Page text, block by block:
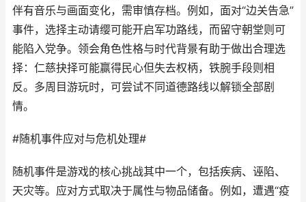
伴有音乐与画面变化，需审慎存档。例如，面对“边关告急”
事件，选择主动请缨可能开启军功路线，而留守朝堂则可
能陷入党争。领会角色性格与时代背景有助于做出合理选
择：仁慈抉择可能赢得民心但失去权柄，铁腕手段则相
反。多周目游玩时，可尝试不同道德路线以解锁全部剧
情。
#随机事件应对与危机处理#
随机事件是游戏的核心挑战其中一个，包括疾病、诬陷、
天灾等。应对方式取决于属性与物品储备。例如，遭遇“疫